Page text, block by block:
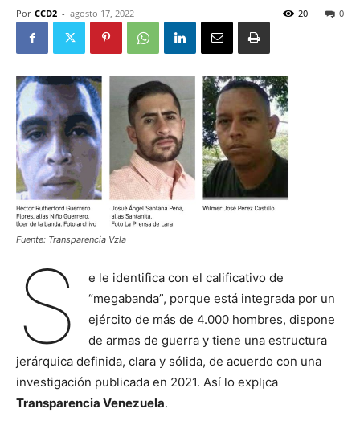
Por CCD2 - agosto 17, 2022 0
20
Fuente: Transparencia Vzla
S
e le identifica con el calificativo de
“megabanda”, porque está integrada por un
ejército de más de 4.000 hombres, dispone
de armas de guerra y tiene una estructura
jerárquica definida, clara y sólida, de acuerdo con una
investigación publicada en 2021. Así lo expl¡ca
Transparencia Venezuela.